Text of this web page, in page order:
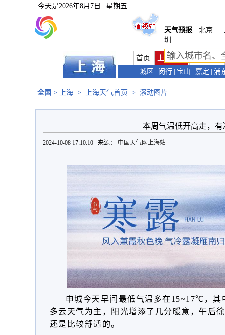
今天是2026年8月7日 星期五
天气预报 北京
圳
首页 上海首页
天气预报
城区
闵行 宝山 嘉定 浦
全国 > 上海 > 上海天气首页 > 滚动图片
本周气温低开高走，
2024-10-08 17:10:10 来源： 中国天气网上海站
申城今天早间最低气温多在15~17℃，
多云天气为主，阳光增添了几分暖意，午后
还是比较舒适的。